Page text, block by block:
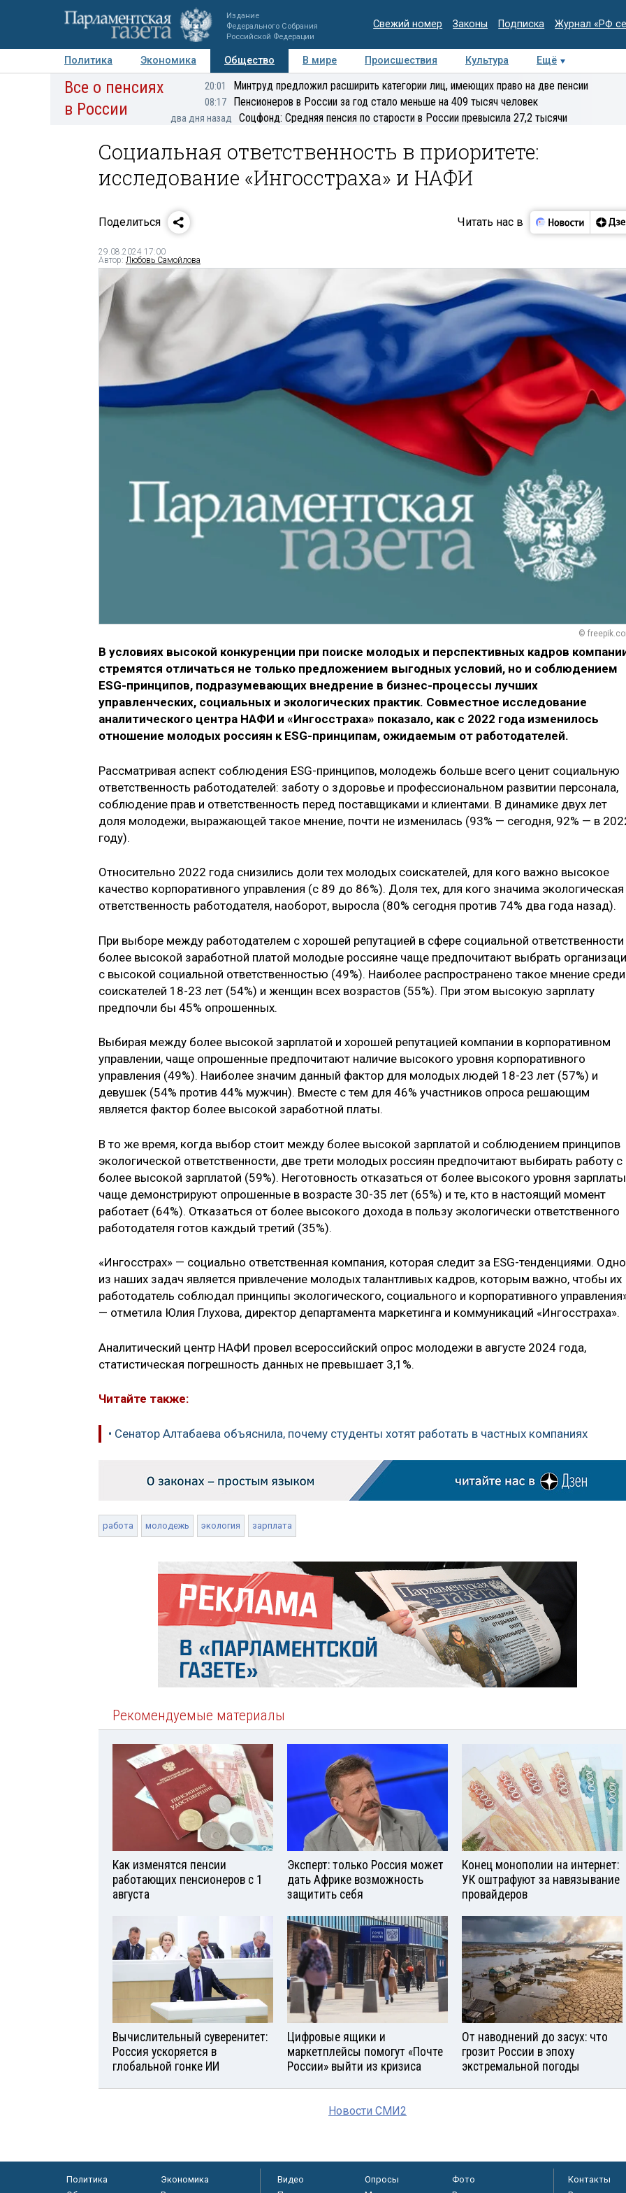
Издание
Федерального Собрания
Российской Федерации
Свежий номер Законы Подписка Журнал «РФ
Политика Экономика Общество В мире Происшествия Культура
Ещё
Авторы Персоны Мнения Регионы Медиацентр Интервью Колумнисты
Все о пенсиях
в России
20:01 Минтруд предложил расширить категории лиц, имеющих право на две пенсии
08:17 Пенсионеров в России за год стало меньше на 409 тысяч человек
два дня назад Соцфонд: Средняя пенсия по старости в России превысила 27,2 тысячи
Социальная ответственность в приоритете:
исследование «Ингосстраха» и НАФИ
Поделиться Читать нас в
29.08.2024 17:00
Автор: Любовь Самойлова
©
В условиях высокой конкуренции при поиске молодых и перспективных кадров
стремятся отличаться не только предложением выгодных условий, но и соблюдением
ESG-принципов, подразумевающих внедрение в бизнес-процессы лучших
управленческих, социальных и экологических практик. Совместное исследование
аналитического центра НАФИ и «Ингосстраха» показало, как с 2022 года изменилось
отношение молодых россиян к ESG-принципам, ожидаемым от работодателей.
Рассматривая аспект соблюдения ESG-принципов, молодежь больше всего ценит социальную
ответственность работодателей: заботу о здоровье и профессиональном развитии персонала,
соблюдение прав и ответственность перед поставщиками и клиентами. В динамике двух лет
доля молодежи, выражающей такое мнение, почти не изменилась (93% — сегодня, 92% — в
году).
Относительно 2022 года снизились доли тех молодых соискателей, для кого важно высокое
качество корпоративного управления (с 89 до 86%). Доля тех, для кого значима экологическая
ответственность работодателя, наоборот, выросла (80% сегодня против 74% два года назад).
При выборе между работодателем с хорошей репутацией в сфере социальной ответственности
более высокой заработной платой молодые россияне чаще предпочитают выбрать
с высокой социальной ответственностью (49%). Наиболее распространено такое мнение среди
соискателей 18-23 лет (54%) и женщин всех возрастов (55%). При этом высокую зарплату
предпочли бы 45% опрошенных.
Выбирая между более высокой зарплатой и хорошей репутацией компании в корпоративном
управлении, чаще опрошенные предпочитают наличие высокого уровня корпоративного
управления (49%). Наиболее значим данный фактор для молодых людей 18-23 лет (57%) и
девушек (54% против 44% мужчин). Вместе с тем для 46% участников опроса решающим
является фактор более высокой заработной платы.
В то же время, когда выбор стоит между более высокой зарплатой и соблюдением принципов
экологической ответственности, две трети молодых россиян предпочитают выбирать работу с
более высокой зарплатой (59%). Неготовность отказаться от более высокого уровня зарплаты
чаще демонстрируют опрошенные в возрасте 30-35 лет (65%) и те, кто в настоящий момент
работает (64%). Отказаться от более высокого дохода в пользу экологически ответственного
работодателя готов каждый третий (35%).
«Ингосстрах» — социально ответственная компания, которая следит за ESG-тенденциями.
из наших задач является привлечение молодых талантливых кадров, которым важно, чтобы их
работодатель соблюдал принципы экологического, социального и корпоративного
— отметила Юлия Глухова, директор департамента маркетинга и коммуникаций «Ингосстраха».
Аналитический центр НАФИ провел всероссийский опрос молодежи в августе 2024 года,
статистическая погрешность данных не превышает 3,1%.
Читайте также:
• Сенатор Алтабаева объяснила, почему студенты хотят работать в частных компаниях
работа молодежь экология зарплата
Рекомендуемые материалы
Как изменятся пенсии
работающих пенсионеров с 1
августа
Эксперт: только Россия может
дать Африке возможность
защитить себя
Конец монополии на интернет:
УК оштрафуют за навязывание
провайдеров
Вычислительный суверенитет:
Россия ускоряется в
глобальной гонке ИИ
Цифровые ящики и
маркетплейсы помогут «Почте
России» выйти из кризиса
От наводнений до засух: что
грозит России в эпоху
экстремальной погоды
Новости СМИ2
Политика
Экономика
Видео Опросы
Фото
Контакты